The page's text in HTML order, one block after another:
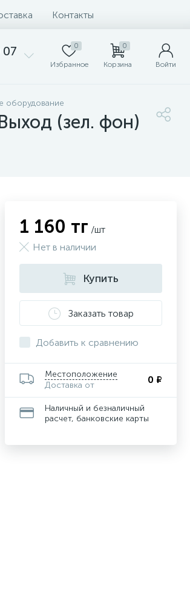
Контакты
07 0
Избранное
0
Корзина Войти
оборудование
(зел. фон)
1 160 тг /шт
Нет в наличии
Купить
Заказать товар
Добавить к сравнению
Местоположение
Доставка от
0 ₽
Наличный и безналичный
расчет, банковские карты